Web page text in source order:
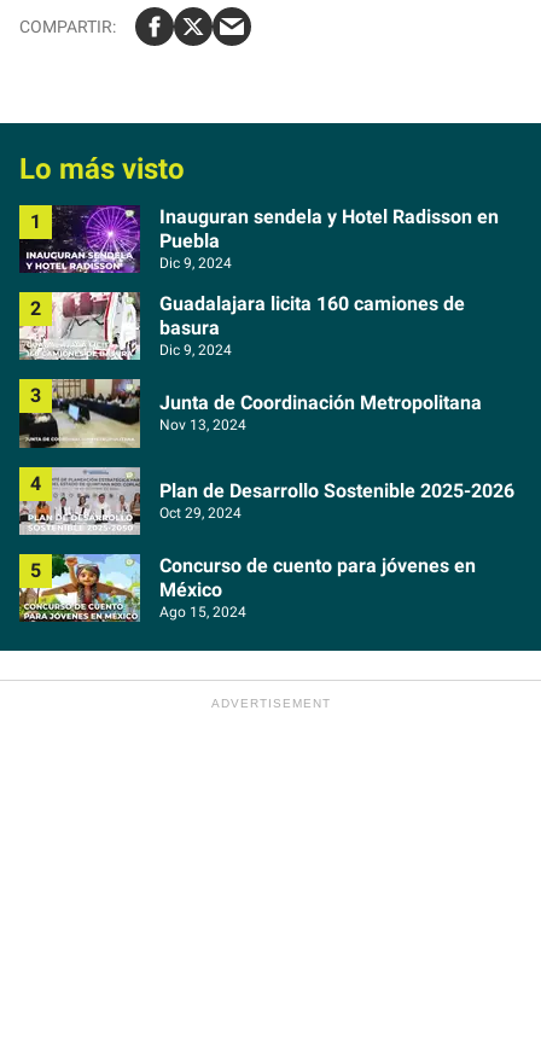
Lo más visto
Inauguran sendela y Hotel Radisson en
Puebla
Dic 9, 2024
Guadalajara licita 160 camiones de
basura
Dic 9, 2024
Junta de Coordinación Metropolitana
Nov 13, 2024
Plan de Desarrollo Sostenible 2025-2026
Oct 29, 2024
Concurso de cuento para jóvenes en
México
Ago 15, 2024